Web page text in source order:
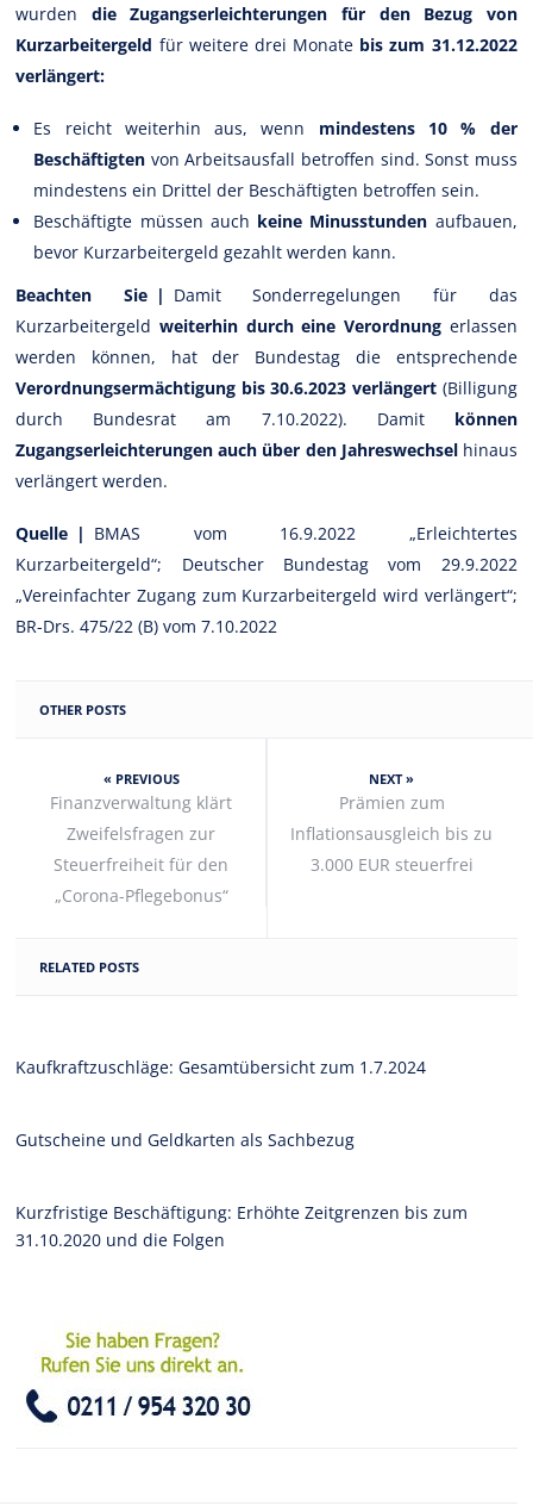
wurden die Zugangserleichterungen für den Bezug von
Kurzarbeitergeld für weitere drei Monate bis zum 31.12.2022
verlängert:
Es reicht weiterhin aus, wenn mindestens 10 % der
Beschäftigten von Arbeitsausfall betroffen sind. Sonst muss
mindestens ein Drittel der Beschäftigten betroffen sein.
Beschäftigte müssen auch keine Minusstunden aufbauen,
bevor Kurzarbeitergeld gezahlt werden kann.
Beachten Sie | Damit Sonderregelungen für das
Kurzarbeitergeldweiterhin durch eine Verordnungerlassen
werden können, hat der Bundestag die entsprechende
Verordnungsermächtigung bis 30.6.2023 verlängert (Billigung
durch Bundesrat am 7.10.2022). Damit können
Zugangserleichterungen auch über den Jahreswechselhinaus
verlängert werden.
Quelle | BMAS vom 16.9.2022 „Erleichtertes
Kurzarbeitergeld“; Deutscher Bundestag vom 29.9.2022
„Vereinfachter Zugang zum Kurzarbeitergeld wird verlängert“;
BR-Drs. 475/22 (B) vom 7.10.2022
OTHER POSTS
« PREVIOUS
Finanzverwaltung klärt
Zweifelsfragen zur
Steuerfreiheit für den
„Corona-Pflegebonus“
NEXT »
Prämien zum
Inflationsausgleich bis zu
3.000 EUR steuerfrei
RELATED POSTS
Kaufkraftzuschläge: Gesamtübersicht zum 1.7.2024
Gutscheine und Geldkarten als Sachbezug
Kurzfristige Beschäftigung: Erhöhte Zeitgrenzen bis zum
31.10.2020 und die Folgen